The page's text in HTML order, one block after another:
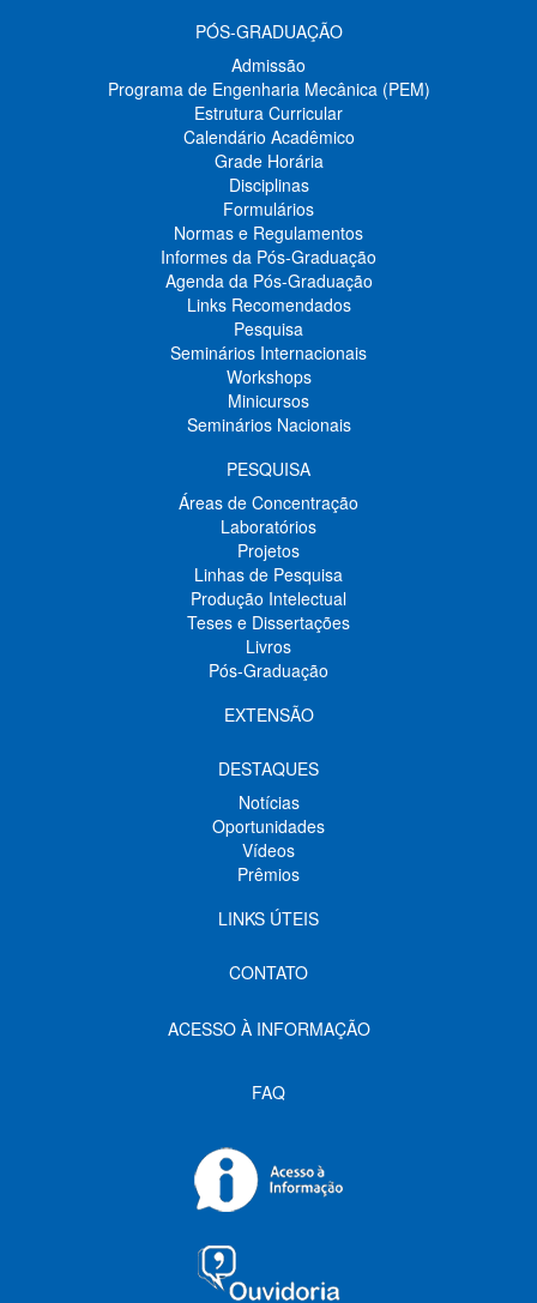
PÓS-GRADUAÇÃO
Admissão
Programa de Engenharia Mecânica (PEM)
Estrutura Curricular
Calendário Acadêmico
Grade Horária
Disciplinas
Formulários
Normas e Regulamentos
Informes da Pós-Graduação
Agenda da Pós-Graduação
Links Recomendados
Pesquisa
Seminários Internacionais
Workshops
Minicursos
Seminários Nacionais
PESQUISA
Áreas de Concentração
Laboratórios
Projetos
Linhas de Pesquisa
Produção Intelectual
Teses e Dissertações
Livros
Pós-Graduação
EXTENSÃO
DESTAQUES
Notícias
Oportunidades
Vídeos
Prêmios
LINKS ÚTEIS
CONTATO
ACESSO À INFORMAÇÃO
FAQ